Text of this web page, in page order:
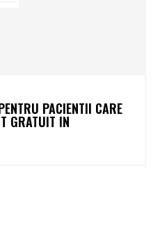
PACIENTII CARE
GRATUIT IN